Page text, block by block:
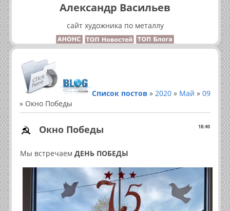
Александр Васильев
сайт художника по металлу
Список постов » 2020 » Май » 09
» Окно Победы
18:40
Окно Победы
Мы встречаем ДЕНЬ ПОБЕДЫ